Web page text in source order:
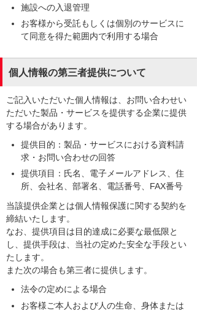
施設への入退管理
お客様から受託もしくは個別のサービスに
て同意を得た範囲内で利用する場合
個人情報の第三者提供について
ご記入いただいた個人情報は、お問い合わせい
ただいた製品・サービスを提供する企業に提供
する場合があります。
提供目的：製品・サービスにおける資料請
求・お問い合わせの回答
提供項目：氏名、電子メールアドレス、住
所、会社名、部署名、電話番号、FAX番号
当該提供企業とは個人情報保護に関する契約を
締結いたします。
なお、提供項目は目的達成に必要な最低限と
し、提供手段は、当社の定めた安全な手段とい
たします。
また次の場合も第三者に提供します。
法令の定めによる場合
お客様ご本人および人の生命、身体または